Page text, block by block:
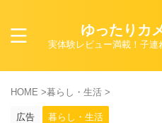
ゆったりカ
実体験レビュー満載！子
HOME >暮らし・生活 >
広告 暮らし・生活